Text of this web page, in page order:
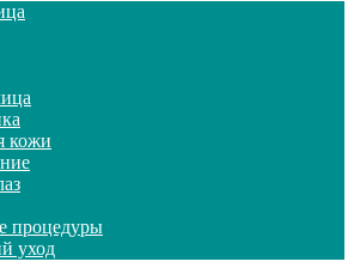
кожи
процедуры
уход